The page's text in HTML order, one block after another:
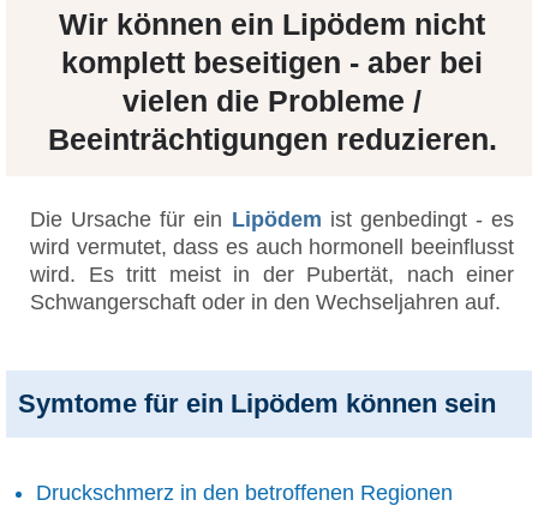
Wir können ein Lipödem nicht
komplett beseitigen - aber bei
vielen die Probleme /
Beeinträchtigungen reduzieren.
Die Ursache für ein Lipödem ist genbedingt - es
wird vermutet, dass es auch hormonell beeinflusst
wird. Es tritt meist in der Pubertät, nach einer
Schwangerschaft oder in den Wechseljahren auf.
Symtome für ein Lipödem können sein
Druckschmerz in den betroffenen Regionen